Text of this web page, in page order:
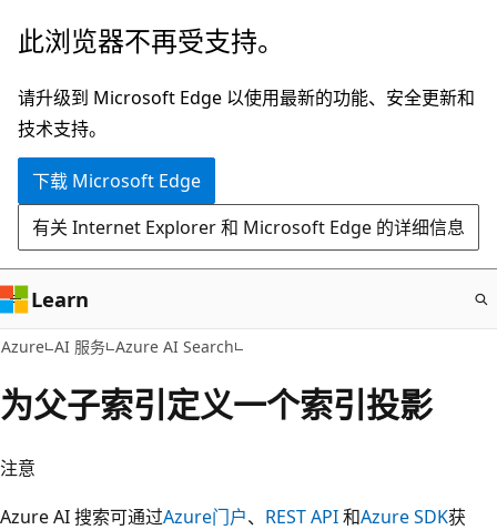
跳
主
要
内
此浏览器不再受支持。
请升级到 Microsoft Edge 以使用最新的功能、安全更新和
技术支持。
下载 Microsoft Edge
有关 Internet Explorer 和 Microsoft Edge 的详细信息
Learn
Azure AI 服务 Azure AI Search
为父子索引定义一个索引投影
注意
Azure AI 搜索可通过Azure门户、 REST API和Azure SDK获